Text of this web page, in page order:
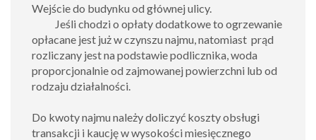
Wejście do budynku od głównej ulicy.
Jeśli chodzi o opłaty dodatkowe to ogrzewanie
opłacane jest już w czynszu najmu, natomiast prąd
rozliczany jest na podstawie podlicznika, woda
proporcjonalnie od zajmowanej powierzchni lub od
rodzaju działalności.
Do kwoty najmu należy doliczyć koszty obsługi
transakcji i kaucję w wysokości miesięcznego